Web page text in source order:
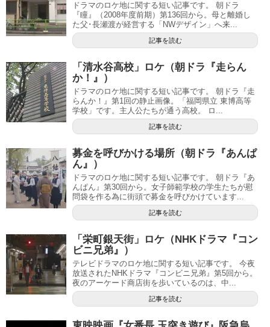
ドラマのロケ地に関する短い記事です。 朝ドラ
『瞳』（2008年度前期）第136回から。母と離婚し
た父･長瀬渡が経営する「NWデザイン」へ来...
記事を読む
「清水谷高校」ロケ（朝ドラ『走らん
か！』）
ドラマのロケ地に関する短い記事です。 朝ドラ『走
らんか！』第1回の静止画像。「福岡県立 東博高等
学校」です。主人公たちが通う高校。 ロ...
記事を読む
募金を呼びかける場所（朝ドラ『あんぱ
ん』）
ドラマのロケ地に関する短い記事です。 朝ドラ『あ
んぱん』第30回から。女子師範学校の学生たちが慰
問袋を作る為に街頭で募金を呼びかけています...
記事を読む
「栄町銀天街」ロケ（NHKドラマ『コン
ビニ兄弟』）
テレビドラマのロケ地に関する短い記事です。 今夜
放送されたNHKドラマ『コンビニ兄弟』第5回から。
夜のアーケード商店街を歩いているのは、中...
記事を読む